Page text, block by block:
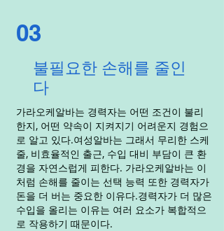
03
불필요한 손해를 줄인
다
가라오케알바는 경력자는 어떤 조건이 불리
한지, 어떤 약속이 지켜지기 어려운지 경험으
로 알고 있다.여성알바는 그래서 무리한 스케
줄, 비효율적인 출근, 수입 대비 부담이 큰 환
경을 자연스럽게 피한다. 가라오케알바는 이
처럼 손해를 줄이는 선택 능력 또한 경력자가
돈을 더 버는 중요한 이유다.경력자가 더 많은
수입을 올리는 이유는 여러 요소가 복합적으
로 작용하기 때문이다.